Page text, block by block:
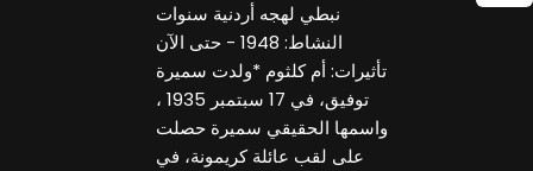
نبطي لهجه أردنية سنوات
النشاط: 1948 - حتى الآن
تأثيرات: أم كلثوم *ولدت سميرة
توفيق، في 17 سبتمبر 1935 ،
واسمها الحقيقي سميرة حصلت
على لقب عائلة كريمونة، في